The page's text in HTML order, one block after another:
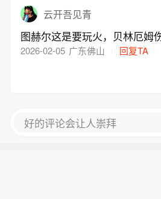
云开吾见青
图赫尔这是要玩火，贝林厄姆
2026-02-05 广东佛山 回复TA
好的评论会让人崇拜